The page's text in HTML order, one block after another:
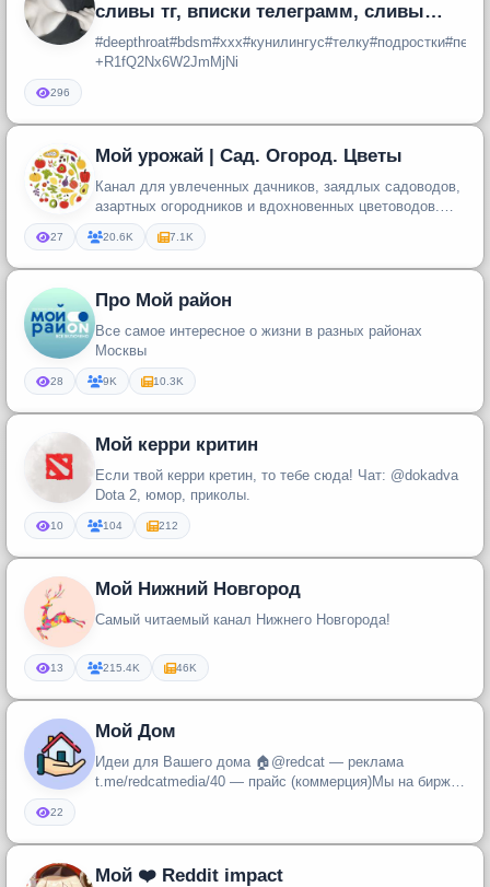
сливы тг, вписки телеграмм, сливы
вписок, сливы девушек⚡️
+R1fQ2Nx6W2JmMjNi
296
Мой урожай | Сад. Огород. Цветы
Канал для увлеченных дачников, заядлых садоводов,
азартных огородников и вдохновенных цветоводов.
Ведущий канала – профе...
27 20.6K 7.1K
Про Мой район
Все самое интересное о жизни в разных районах
Москвы
28 9K 10.3K
Мой керри критин
Если твой керри кретин, то тебе сюда! Чат: @dokadva
Dota 2, юмор, приколы.
10 104 212
Мой Нижний Новгород
Самый читаемый канал Нижнего Новгорода!
13 215.4K 46K
Мой Дом
Идеи для Вашего дома 🏠@redcat — реклама
t.me/redcatmedia/40 — прайс (коммерция)Мы на бирже:
22
Мой ❤️ Reddit impact